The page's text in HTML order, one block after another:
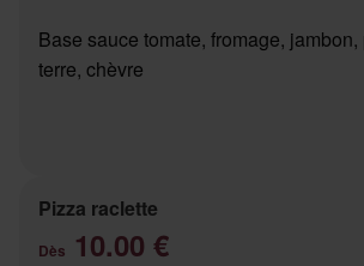
Base sauce tomate, fromage,
terre, chèvre
Pizza raclette
Dès 10.00 €